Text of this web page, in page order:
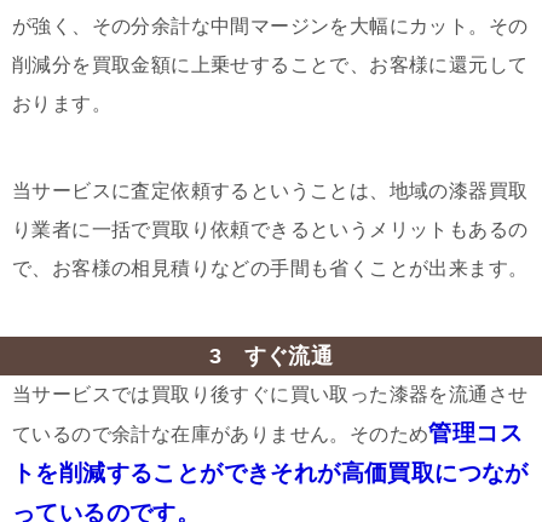
が強く、その分余計な中間マージンを大幅にカット。その
削減分を買取金額に上乗せすることで、お客様に還元して
おります。
当サービスに査定依頼するということは、地域の漆器買取
り業者に一括で買取り依頼できるというメリットもあるの
で、お客様の相見積りなどの手間も省くことが出来ます。
3 すぐ流通
当サービスでは買取り後すぐに買い取った漆器を流通させ
ているので余計な在庫がありません。そのため管理コス
トを削減することができそれが高価買取につなが
っているのです。